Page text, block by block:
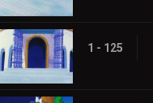
1 - 125